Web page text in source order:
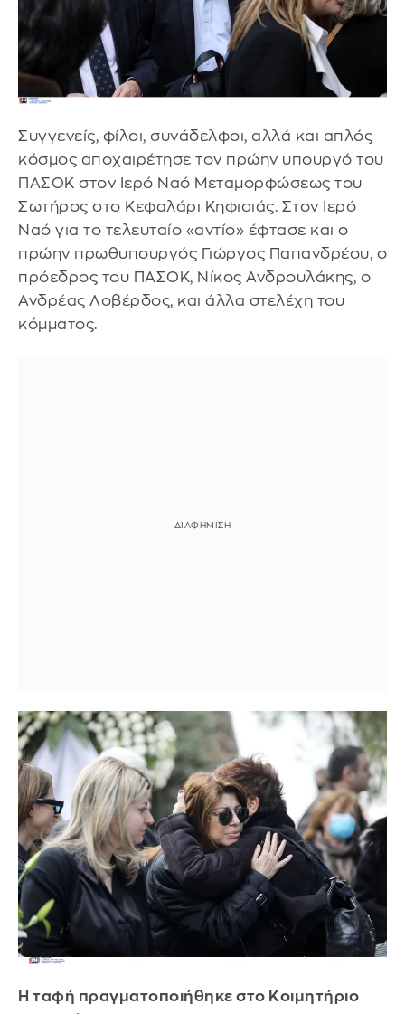
Συγγενείς, φίλοι, συνάδελφοι, αλλά και απλός
κόσμος αποχαιρέτησε τον πρώην υπουργό του
ΠΑΣΟΚ στον Ιερό Ναό Μεταμορφώσεως του
Σωτήρος στο Κεφαλάρι Κηφισιάς. Στον Ιερό
Ναό για το τελευταίο «αντίο» έφτασε και ο
πρώην πρωθυπουργός Γιώργος Παπανδρέου, ο
πρόεδρος του ΠΑΣΟΚ, Νίκος Ανδρουλάκης, ο
Ανδρέας Λοβέρδος, και άλλα στελέχη του
κόμματος.
Η ταφή πραγματοποιήθηκε στο Κοιμητήριο